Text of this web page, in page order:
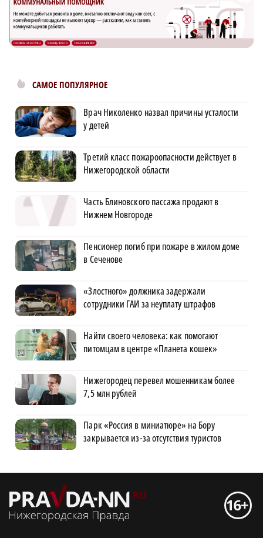
САМОЕ ПОПУЛЯРНОЕ
Врач Николенко назвал причины усталости
у детей
Третий класс пожароопасности действует в
Нижегородской области
Часть Блиновского пассажа продают в
Нижнем Новгороде
Пенсионер погиб при пожаре в жилом доме
в Сеченове
«Злостного» должника задержали
сотрудники ГАИ за неуплату штрафов
Найти своего человека: как помогают
питомцам в центре «Планета кошек»
Нижегородец перевел мошенникам более
7,5 млн рублей
Парк «Россия в миниатюре» на Бору
закрывается из-за отсутствия туристов